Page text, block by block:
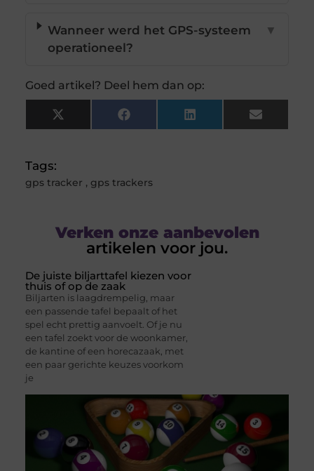
Wanneer werd het GPS-systeem
operationeel?
▼
Goed artikel? Deel hem dan op:
X
(Twitter)
Facebook LinkedIn Email
Tags:
gps tracker , gps trackers
Verken onze aanbevolen
artikelen voor jou.
De juiste biljarttafel kiezen voor
thuis of op de zaak
Biljarten is laagdrempelig, maar
een passende tafel bepaalt of het
spel echt prettig aanvoelt. Of je nu
een tafel zoekt voor de woonkamer,
de kantine of een horecazaak, met
een paar gerichte keuzes voorkom
je